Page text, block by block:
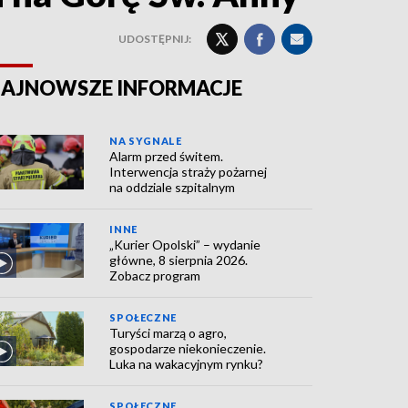
UDOSTĘPNIJ:
INFORMACJE
NA SYGNALE
Alarm przed świtem.
Interwencja straży pożarnej
na oddziale szpitalnym
INNE
„Kurier Opolski” – wydanie
główne, 8 sierpnia 2026.
Zobacz program
SPOŁECZNE
Turyści marzą o agro,
gospodarze niekonieczenie.
Luka na wakacyjnym rynku?